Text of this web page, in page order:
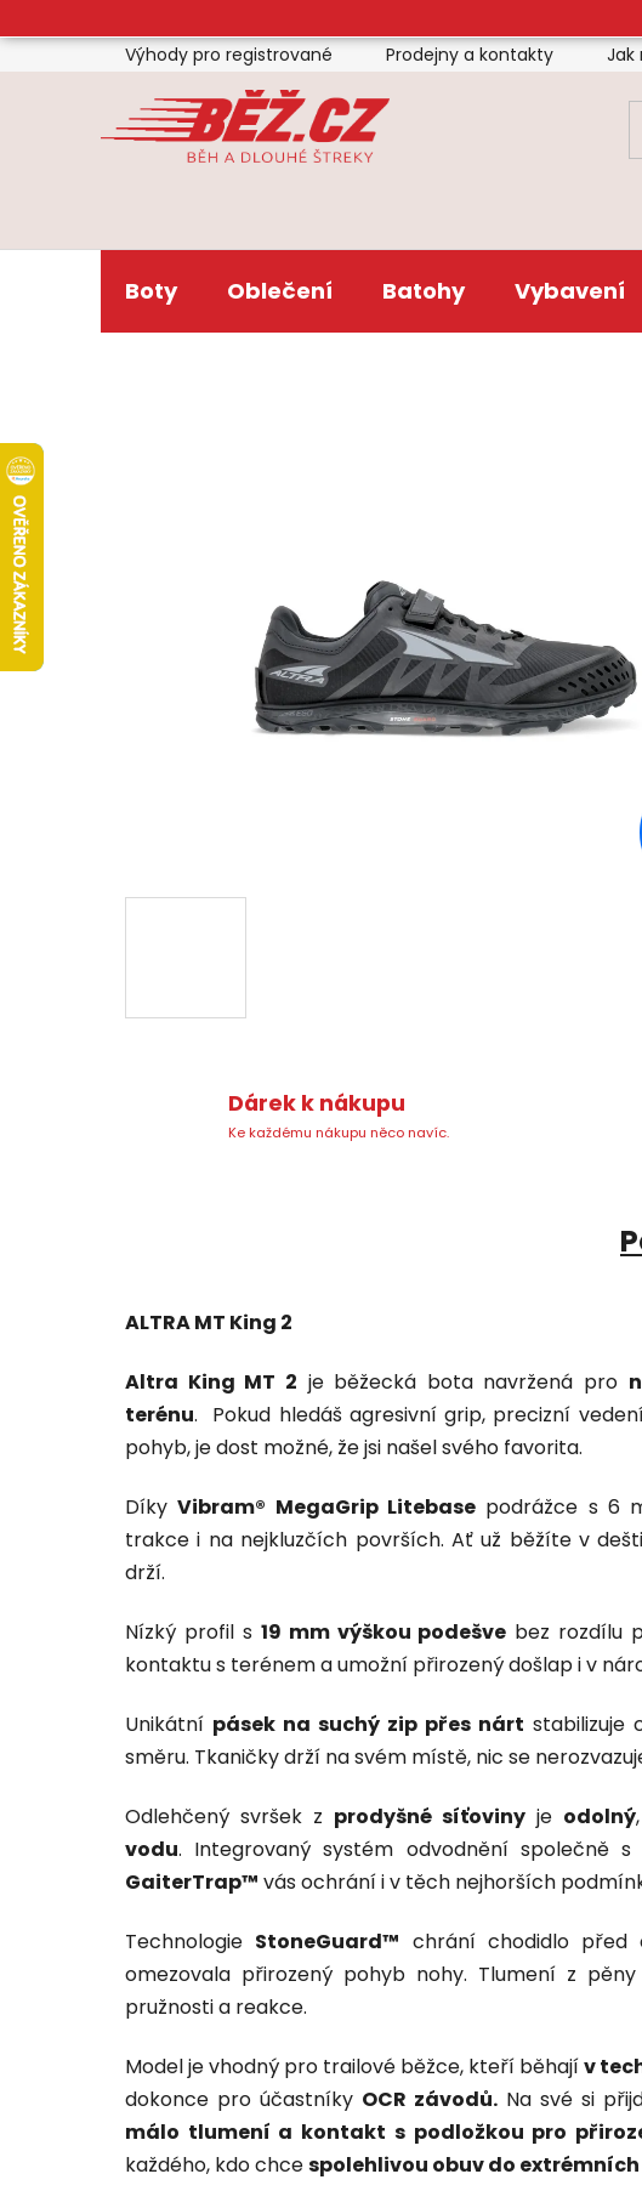
na
obsah
Výhody pro registrované Prodejny a kontakty Jak
Boty Oblečení Batohy Vybavení
Dárek k nákupu
Ke každému nákupu něco navíc.
ALTRA MT King 2
Altra King MT 2 je běžecká bota navržená pro
terénu. Pokud hledáš agresivní grip, precizní
pohyb, je dost možné, že jsi našel svého favorita.
DíkyVibram® MegaGrip Litebase podrážce s 6
trakce i na nejkluzčích površích. Ať už běžíte v
drží.
Nízký profil s 19 mm výškou podešve bez rozdílu
kontaktu s terénem a umožní přirozený došlap i v
Unikátní pásek na suchý zip přes nárt stabilizuje
směru. Tkaničky drží na svém místě, nic se
Odlehčený svršek z prodyšné síťovinyje odolný,
vodu. Integrovaný systém odvodnění společně s
GaiterTrap™ vás ochrání i v těch nejhorších
Technologie StoneGuard™ chrání chodidlo před
omezovala přirozený pohyb nohy. Tlumení z
pružnosti a reakce.
Model je vhodný pro trailové běžce, kteří běhajív
dokonce pro účastníky OCR závodů. Na své si
málo tlumení a kontakt s podložkou pro
každého, kdo chcespolehlivou obuv do